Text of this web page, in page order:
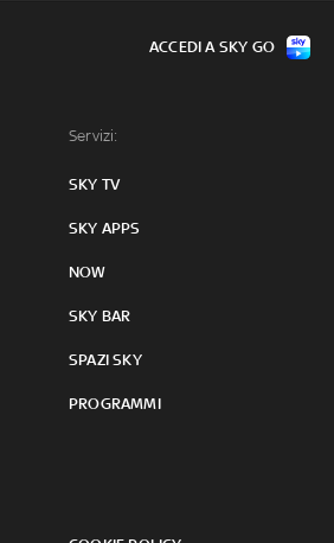
Servizi:
SKY TV
SKY APPS
NOW
SKY BAR
SPAZI SKY
PROGRAMMI
ACCEDI A SKY GO